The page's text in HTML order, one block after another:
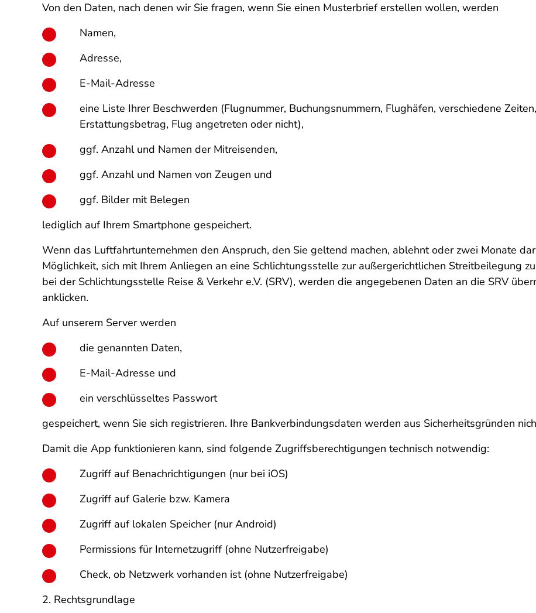
Von den Daten, nach denen wir Sie fragen, wenn Sie einen Musterbrief erstellen wollen, werden
Namen,
Adresse,
E-Mail-Adresse
eine Liste Ihrer Beschwerden (Flugnummer, Buchungsnummern, Flughäfen, verschiedene
Erstattungsbetrag, Flug angetreten oder nicht),
ggf. Anzahl und Namen der Mitreisenden,
ggf. Anzahl und Namen von Zeugen und
ggf. Bilder mit Belegen
lediglich auf Ihrem Smartphone gespeichert.
Wenn das Luftfahrtunternehmen den Anspruch, den Sie geltend machen, ablehnt oder zwei Monate
Möglichkeit, sich mit Ihrem Anliegen an eine Schlichtungsstelle zur außergerichtlichen Streitbeilegung
bei der Schlichtungsstelle Reise & Verkehr e.V. (SRV), werden die angegebenen Daten an die SRV
anklicken.
Auf unserem Server werden
die genannten Daten,
E-Mail-Adresse und
ein verschlüsseltes Passwort
gespeichert, wenn Sie sich registrieren. Ihre Bankverbindungsdaten werden aus Sicherheitsgründen
Damit die App funktionieren kann, sind folgende Zugriffsberechtigungen technisch notwendig:
Zugriff auf Benachrichtigungen (nur bei iOS)
Zugriff auf Galerie bzw. Kamera
Zugriff auf lokalen Speicher (nur Android)
Permissions für Internetzugriff (ohne Nutzerfreigabe)
Check, ob Netzwerk vorhanden ist (ohne Nutzerfreigabe)
2. Rechtsgrundlage